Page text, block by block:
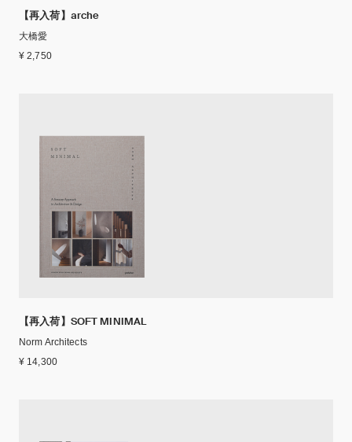
【再入荷】arche
大橋愛
¥ 2,750
【再入荷】SOFT MINIMAL
Norm Architects
¥ 14,300